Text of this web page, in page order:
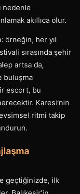
nedenle
akıllıca olur.
örneğin, her yıl
sırasında şehir
artsa da,
buluşma
escort, bu
Karesi’nin
ritmi takip
geçtiğinizde, ilk